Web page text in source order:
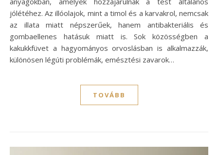
jólétéhez. Az illóolajok, mint a timol és a karvakrol, nemcsak
az illata miatt népszerűek, hanem antibakteriális és
gombaellenes hatásuk miatt is. Sok közösségben a
kakukkfüvet a hagyományos orvoslásban is alkalmazzák,
különösen légúti problémák, emésztési zavarok…
TOVÁBB